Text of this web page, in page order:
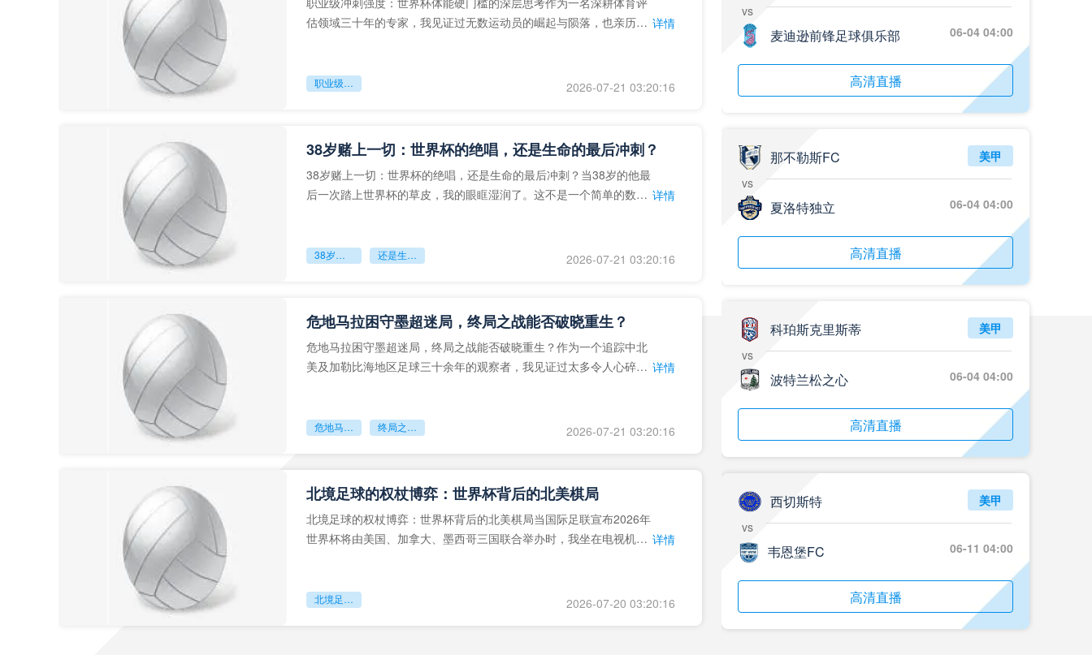
标签
2025年5月24日 亚女冠杯决赛
标签
欧联杯决赛
标签
2025年5月23日
标签
2024年5月21日
标签
2024年5月21日 足协杯第3轮
标签
2024年5月21日
标签
比赛录像
标签
比赛录像 成都蓉城
标签
2025年5月21日
标签
比赛录像
05月22日 水晶宫vs狼队 全场录像回放
估领域三十年的专家，我见证过无数运动员的崛起与陨落，也亲历了 详情
职业级冲刺强度设为世界杯体能硬门槛 2026-07-21 03:20:16
38岁赌上一切：世界杯的绝唱，还是生命的最后冲刺？
38岁赌上一切：世界杯的绝唱，还是生命的最后冲刺？当38岁的他最
后一次踏上世界杯的草皮，我的眼眶湿润了。这不是一个简单的数
详情
38岁赌上一切：世界杯的绝唱 还是生命的最后冲刺？ 2026-07-21 03:20:16
危地马拉困守墨超迷局，终局之战能否破晓重生？
危地马拉困守墨超迷局，终局之战能否破晓重生？作为一个追踪中北
美及加勒比海地区足球三十余年的观察者，我见证过太多令人心碎的 详情
危地马拉困守墨超迷局 终局之战能否破晓重生？ 2026-07-21 03:20:16
北境足球的权杖博弈：世界杯背后的北美棋局
北境足球的权杖博弈：世界杯背后的北美棋局当国际足联宣布2026年
世界杯将由美国、加拿大、墨西哥三国联合举办时，我坐在电视机
详情
北境足球的权杖博弈：世界杯背后的北美棋局 2026-07-20 03:20:16
vs
麦迪逊前锋足球俱乐部 06-04 04:00
高清直播
那不勒斯FC
vs
夏洛特独立
美甲
06-04 04:00
高清直播
科珀斯克里斯蒂
vs
波特兰松之心
美甲
06-04 04:00
高清直播
西切斯特
vs
韦恩堡FC
美甲
06-11 04:00
高清直播